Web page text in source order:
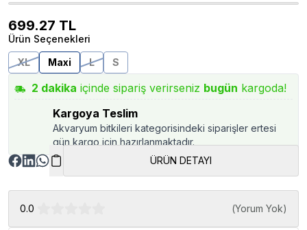
699.27 TL
Ürün Seçenekleri
XL
Maxi L S
2 dakika içinde sipariş verirseniz bugün kargoda!
Kargoya Teslim
Akvaryum bitkileri kategorisindeki siparişler ertesi
gün kargo için hazırlanmaktadır.
ÜRÜN DETAYI
0.0 (Yorum Yok)